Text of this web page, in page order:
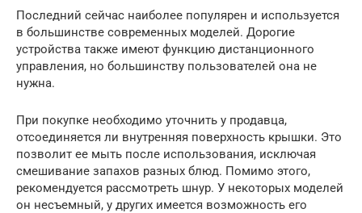
Последний сейчас наиболее популярен и используется
в большинстве современных моделей. Дорогие
устройства также имеют функцию дистанционного
управления, но большинству пользователей она не
нужна.
При покупке необходимо уточнить у продавца,
отсоединяется ли внутренняя поверхность крышки. Это
позволит ее мыть после использования, исключая
смешивание запахов разных блюд. Помимо этого,
рекомендуется рассмотреть шнур. У некоторых моделей
он несъемный, у других имеется возможность его